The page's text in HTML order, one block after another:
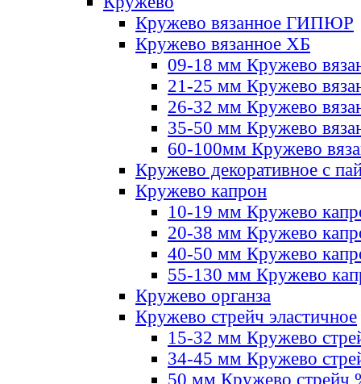
Кружево вязанное ГИПЮР
Кружево вязанное ХБ
09-18 мм Кружево
21-25 мм Кружево
26-32 мм Кружево
35-50 мм Кружево
60-100мм Кружево
Кружево декоративное с
Кружево капрон
10-19 мм Кружево
20-38 мм Кружево
40-50 мм Кружево
55-130 мм Кружево
Кружево органза
Кружево стрейч эластичное
15-32 мм Кружево
34-45 мм Кружево
50 мм Кружево стрейч